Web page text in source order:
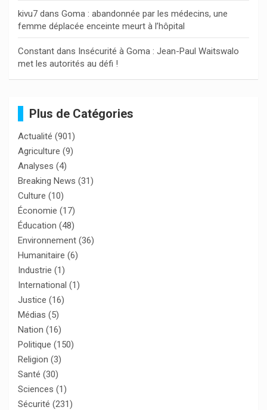
kivu7 dans Goma : abandonnée par les médecins, une
femme déplacée enceinte meurt à l’hôpital
Constant dans Insécurité à Goma : Jean-Paul Waitswalo
met les autorités au défi !
Plus de Catégories
Actualité (901)
Agriculture (9)
Analyses (4)
Breaking News (31)
Culture (10)
Économie (17)
Éducation (48)
Environnement (36)
Humanitaire (6)
Industrie (1)
International (1)
Justice (16)
Médias (5)
Nation (16)
Politique (150)
Religion (3)
Santé (30)
Sciences (1)
Sécurité (231)